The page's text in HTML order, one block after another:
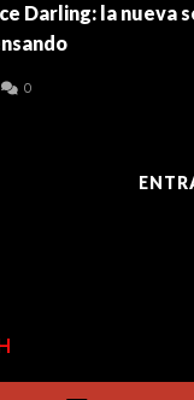
Darling: la nueva
0